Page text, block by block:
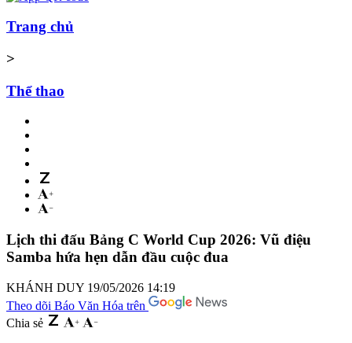
Trang chủ
>
Thể thao
Lịch thi đấu Bảng C World Cup 2026: Vũ điệu
Samba hứa hẹn dẫn đầu cuộc đua
KHÁNH DUY 19/05/2026 14:19
Theo dõi Báo Văn Hóa trên
Chia sẻ